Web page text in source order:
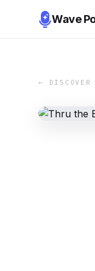
Wave
← DISCOVER